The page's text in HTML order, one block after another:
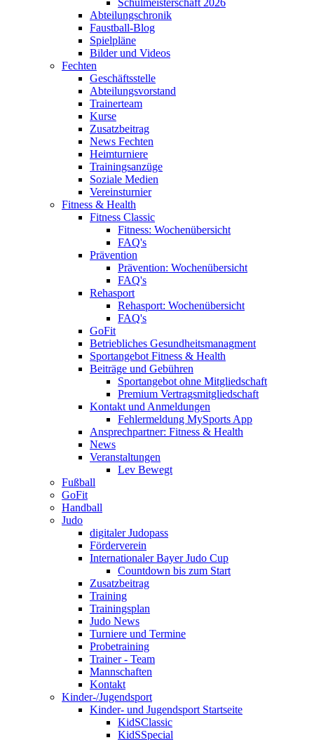
Abteilungschronik
Faustball-Blog
Spielpläne
Bilder und Videos
Fechten
Geschäftsstelle
Abteilungsvorstand
Trainerteam
Kurse
Zusatzbeitrag
News Fechten
Heimturniere
Trainingsanzüge
Soziale Medien
Vereinsturnier
Fitness & Health
Fitness Classic
Fitness: Wochenübersicht
FAQ's
Prävention
Prävention: Wochenübersicht
FAQ's
Rehasport
Rehasport: Wochenübersicht
FAQ's
GoFit
Betriebliches Gesundheitsmanagment
Sportangebot Fitness & Health
Beiträge und Gebühren
Sportangebot ohne Mitgliedschaft
Premium Vertragsmitgliedschaft
Kontakt und Anmeldungen
Fehlermeldung MySports App
Ansprechpartner: Fitness & Health
News
Veranstaltungen
Lev Bewegt
Fußball
GoFit
Handball
Judo
digitaler Judopass
Förderverein
Internationaler Bayer Judo Cup
Countdown bis zum Start
Zusatzbeitrag
Training
Trainingsplan
Judo News
Turniere und Termine
Probetraining
Trainer - Team
Mannschaften
Kontakt
Kinder-/Jugendsport
Kinder- und Jugendsport Startseite
KidSClassic
KidSSpecial